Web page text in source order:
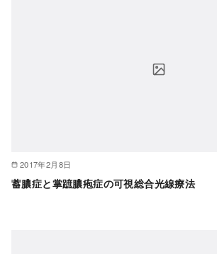
2017年2月8日
蓄膿症と掌蹠膿疱症の可視総合光線療法